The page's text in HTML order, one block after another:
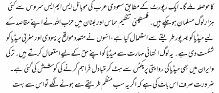
کا حوصلہ ملے گا۔ ایک رپورٹ کے مطابق سعودی عرب کی موبائل ایس ایم ایس سروس سے کئی
ہزار لوگ مسلمان ہو چکے ہیں۔ فلسطینی تنظیم حماس اور لبنان میں حزب اللہ نے اپنے مقاصد کے
لیے میڈیا کو بھرپور طریقے سے استعمال کیا ہے، انہوں نے متعدد مواقع پر یہودی اور مغربی میڈیا کو
شکست دی ہے۔ یہ لوگ انتہائی مہارت سے میڈیا کو اپنے حق کے لیے استعمال کرتے ہیں۔ترکی
و ایران میں بھی میڈیا کی روایتی پریکٹس سے ہٹ کر متبادل فراہم کرنے کی کوشش کی گئی ہے۔
ضرورت صرف اس بات کی ہے کہ اگر یہ سب منظم طریقے سے ہونے لگے تو اس سے بہت